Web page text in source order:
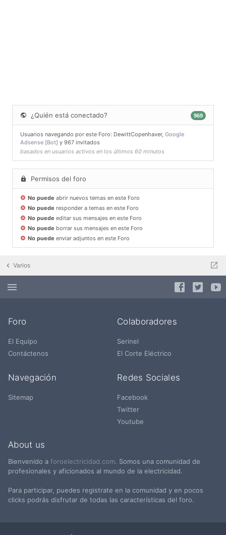
¿Quién está conectado? 969
Usuarios navegando por este Foro: DewittCopenhaver, Google
Adsense [Bot] y 967 invitados
basados en usuarios activos en los últimos 60 minutos
Permisos del foro
No puede abrir nuevos temas en este Foro
No puede responder a temas en este Foro
No puede editar sus mensajes en este Foro
No puede borrar sus mensajes en este Foro
No puede enviar adjuntos en este Foro
Varios
Foro
El Equipo
Contáctenos
Colaboradores
Serinel
El Corte Eléctrico
Navegación
Sitemap
Redes Sociales
Facebook
Twitter
Youtube
About us
Bienvenido a foroelectricidad.com. Somos una comunidad de
profesionales y aficionados al mundo de la electricidad.
Para participar, puedes registrate en la comunidad y en pocos
clicks podrás disfrutar de todas las características del foro.